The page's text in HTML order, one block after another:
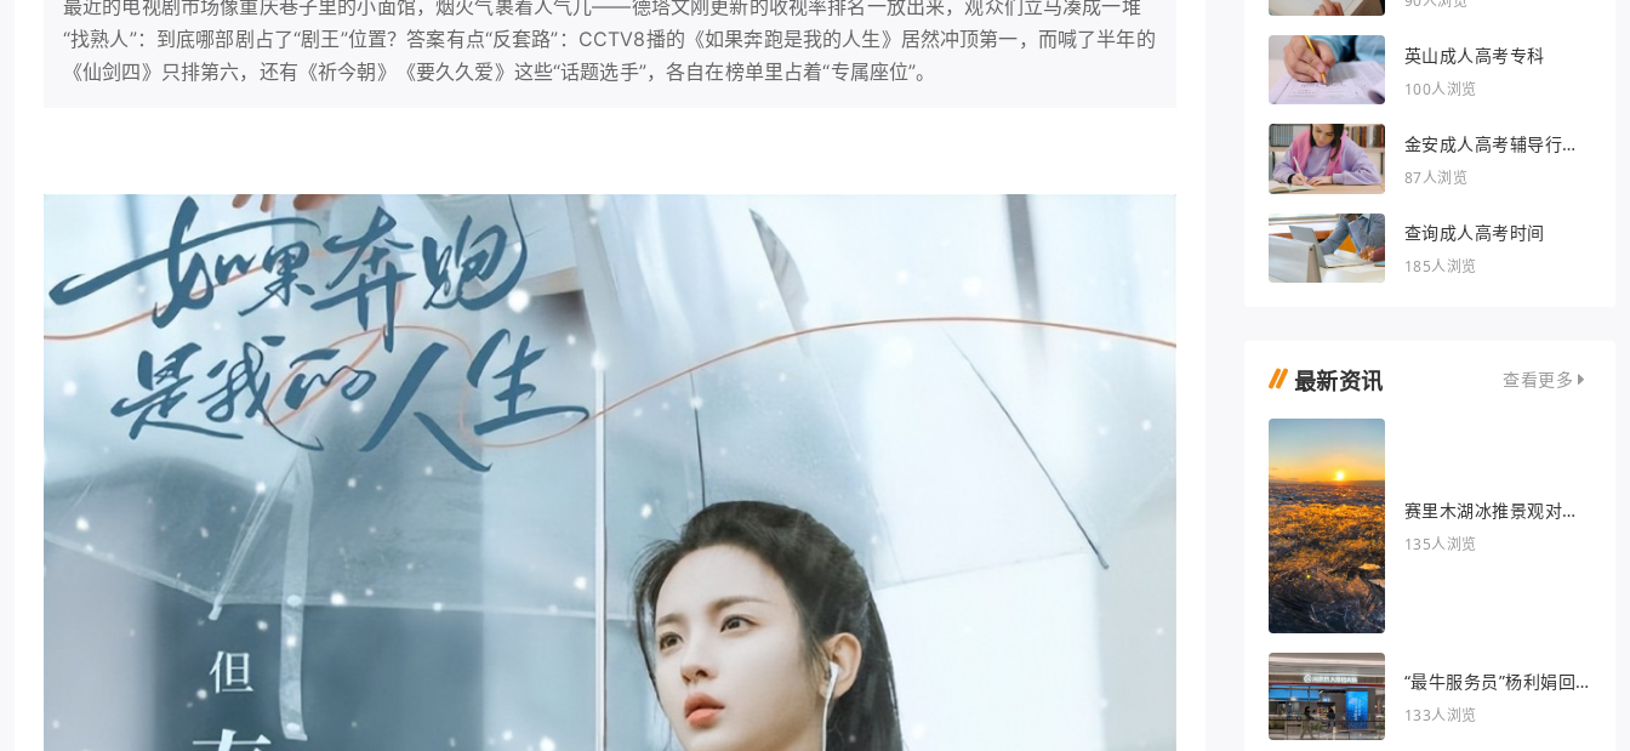
最近的电视剧市场像重庆巷子里的小面馆，烟火气裹着人气儿——德塔文刚更新的收视率排名一放出来，观众们立马凑成一堆
“找熟人”：到底哪部剧占了“剧王”位置？答案有点“反套路”：CCTV8播的《如果奔跑是我的人生》居然冲顶第一，而喊了半年的
《仙剑四》只排第六，还有《祈今朝》《要久久爱》这些“话题选手”，各自在榜单里占着“专属座位”。
英山成人高考专科
100人浏览
金安成人高考辅导行业
的文章
87人浏览
查询成人高考时间
185人浏览
最新资讯 查看更多
赛里木湖冰推景观对我
眼睛很好
135人浏览
“最牛服务员”杨利娟回
归海底捞
133人浏览